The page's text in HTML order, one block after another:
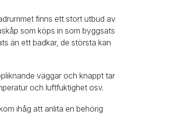
finns ett stort utbud av
som köps in som byggsats
än ett badkar, de största kan
väggar och knappt tar
och luftfuktighet osv.
ihåg att anlita en behörig